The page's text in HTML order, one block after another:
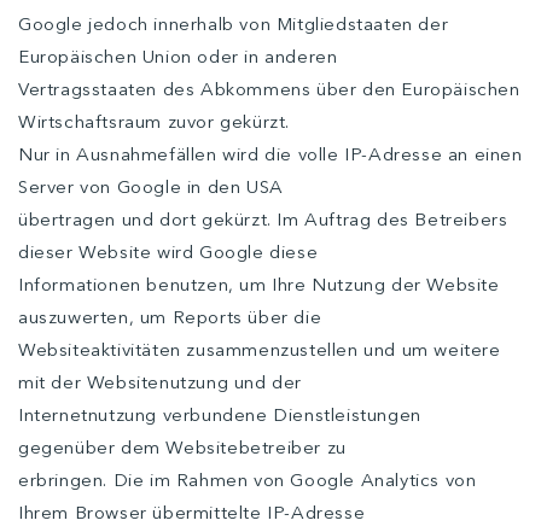
Google jedoch innerhalb von Mitgliedstaaten der
Europäischen Union oder in anderen
Vertragsstaaten des Abkommens über den Europäischen
Wirtschaftsraum zuvor gekürzt.
Nur in Ausnahmefällen wird die volle IP-Adresse an einen
Server von Google in den USA
übertragen und dort gekürzt. Im Auftrag des Betreibers
dieser Website wird Google diese
Informationen benutzen, um Ihre Nutzung der Website
auszuwerten, um Reports über die
Websiteaktivitäten zusammenzustellen und um weitere
mit der Websitenutzung und der
Internetnutzung verbundene Dienstleistungen
gegenüber dem Websitebetreiber zu
erbringen. Die im Rahmen von Google Analytics von
Ihrem Browser übermittelte IP-Adresse